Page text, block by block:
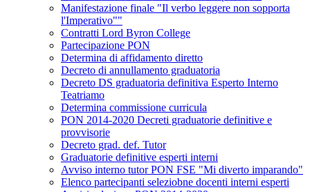
Manifestazione finale "Il verbo leggere non sopporta
l'Imperativo""
Contratti Lord Byron College
Partecipazione PON
Determina di affidamento diretto
Decreto di annullamento graduatoria
Decreto DS graduatoria definitiva Esperto Interno
Teatriamo
Determina commissione curricula
PON 2014-2020 Decreti graduatorie definitive e
provvisorie
Decreto grad. def. Tutor
Graduatorie definitive esperti interni
Avviso interno tutor PON FSE "Mi diverto imparando"
Elenco partecipanti seleziobne docenti interni esperti